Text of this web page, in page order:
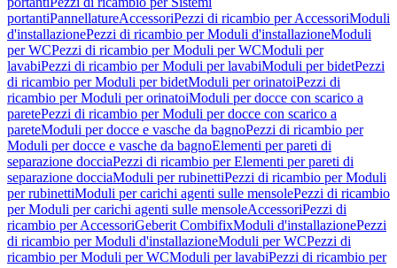
portantiPannellatureAccessoriPezzi di ricambio per AccessoriModuli
d'installazionePezzi di ricambio per Moduli d'installazioneModuli
per WCPezzi di ricambio per Moduli per WCModuli per
lavabiPezzi di ricambio per Moduli per lavabiModuli per bidetPezzi
di ricambio per Moduli per bidetModuli per orinatoiPezzi di
ricambio per Moduli per orinatoiModuli per docce con scarico a
paretePezzi di ricambio per Moduli per docce con scarico a
pareteModuli per docce e vasche da bagnoPezzi di ricambio per
Moduli per docce e vasche da bagnoElementi per pareti di
separazione docciaPezzi di ricambio per Elementi per pareti di
separazione docciaModuli per rubinettiPezzi di ricambio per Moduli
per rubinettiModuli per carichi agenti sulle mensolePezzi di ricambio
per Moduli per carichi agenti sulle mensoleAccessoriPezzi di
ricambio per AccessoriGeberit CombifixModuli d'installazionePezzi
di ricambio per Moduli d'installazioneModuli per WCPezzi di
ricambio per Moduli per WCModuli per lavabiPezzi di ricambio per